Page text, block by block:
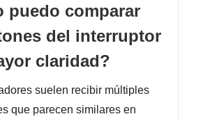
puedo comparar
del interruptor
claridad?
suelen recibir múltiples
que parecen similares en